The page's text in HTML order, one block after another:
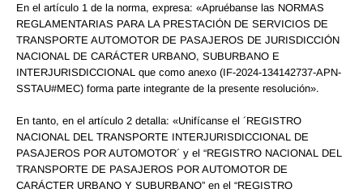
En el artículo 1 de la norma, expresa: «Apruébanse las NORMAS
REGLAMENTARIAS PARA LA PRESTACIÓN DE SERVICIOS DE
TRANSPORTE AUTOMOTOR DE PASAJEROS DE JURISDICCIÓN
NACIONAL DE CARÁCTER URBANO, SUBURBANO E
INTERJURISDICCIONAL que como anexo (IF-2024-134142737-APN-
SSTAU#MEC) forma parte integrante de la presente resolución».
En tanto, en el artículo 2 detalla: «Unifícanse el ´REGISTRO
NACIONAL DEL TRANSPORTE INTERJURISDICCIONAL DE
PASAJEROS POR AUTOMOTOR´ y el “REGISTRO NACIONAL DEL
TRANSPORTE DE PASAJEROS POR AUTOMOTOR DE
CARÁCTER URBANO Y SUBURBANO” en el “REGISTRO